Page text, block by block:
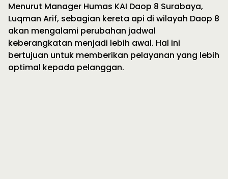
Menurut Manager Humas KAI Daop 8 Surabaya,
Luqman Arif, sebagian kereta api di wilayah Daop 8
akan mengalami perubahan jadwal
keberangkatan menjadi lebih awal. Hal ini
bertujuan untuk memberikan pelayanan yang lebih
optimal kepada pelanggan.